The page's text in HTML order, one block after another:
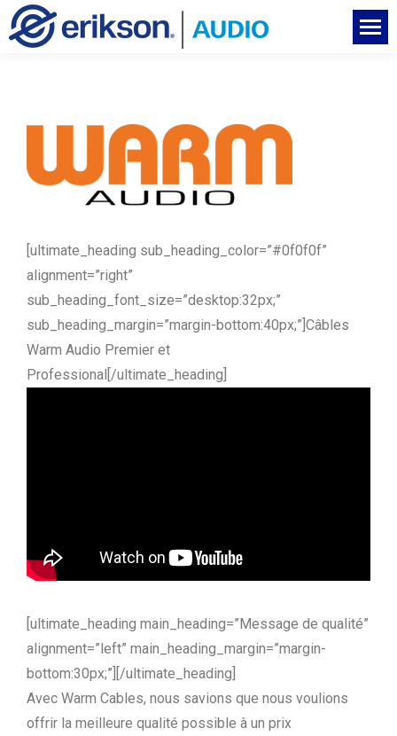
[ultimate_heading sub_heading_color=”#0f0f0f”
alignment=”right”
sub_heading_font_size=”desktop:32px;”
sub_heading_margin=”margin-bottom:40px;”]Câbles
Warm Audio Premier et
Professional[/ultimate_heading]
[ultimate_heading main_heading=”Message de qualité”
alignment=”left” main_heading_margin=”margin-
bottom:30px;”][/ultimate_heading]
Avec Warm Cables, nous savions que nous voulions
offrir la meilleure qualité possible à un prix